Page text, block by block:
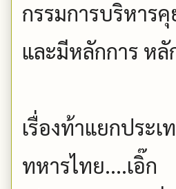
กรรมการบริหาร
และมีหลักการ ห
เรื่องท้าแยกประ
ทหารไทย....เอิ๊ก